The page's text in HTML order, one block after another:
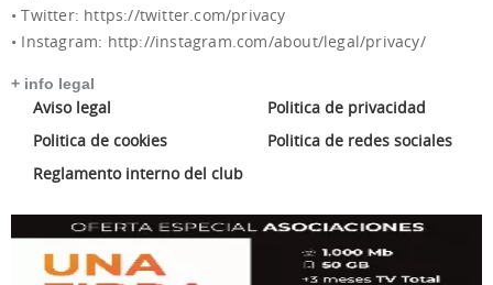
• Twitter: https://twitter.com/privacy
• Instagram: http://instagram.com/about/legal/privacy/
+ info legal
Aviso legal
Politica de privacidad
Politica de cookies
Politica de redes sociales
Reglamento interno del club